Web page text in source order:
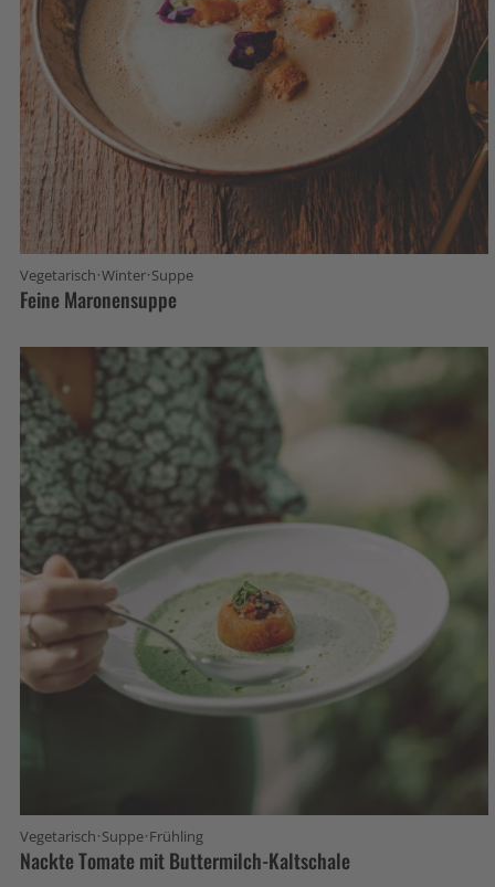
Vegetarisch·Winter·Suppe
Feine Maronensuppe
Vegetarisch·Suppe·Frühling
Nackte Tomate mit Buttermilch-Kaltschale